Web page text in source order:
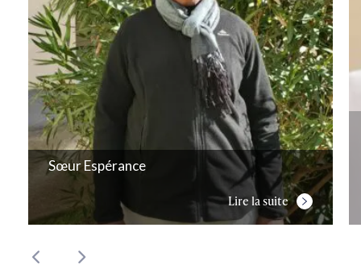
Sœur Espérance
Lire la suite